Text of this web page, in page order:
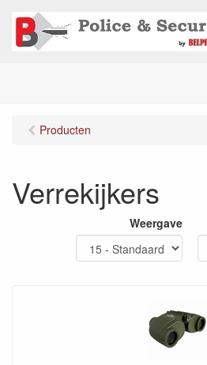
Producten
Verrekijkers
Weergave